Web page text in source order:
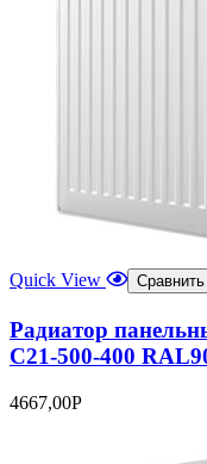
Quick View Сравнить
Радиатор
C21-500-400
4667,00Р